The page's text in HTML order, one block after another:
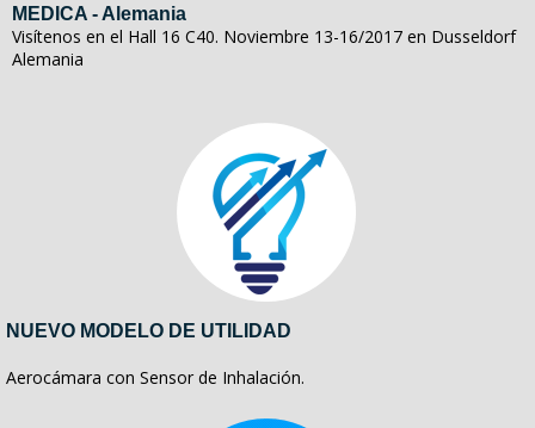
MEDICA - Alemania
Visítenos en el Hall 16 C40. Noviembre 13-16/2017 en Dusseldorf
Alemania
NUEVO MODELO DE UTILIDAD
Aerocámara con Sensor de Inhalación.